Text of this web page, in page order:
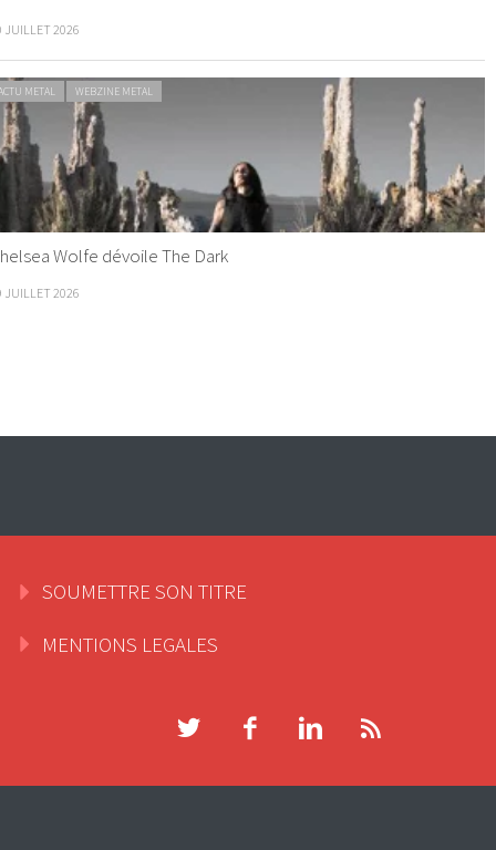
JUILLET 2026
METAL WEBZINE METAL
Wolfe dévoile The Dark
JUILLET 2026
SOUMETTRE SON TITRE
MENTIONS LEGALES